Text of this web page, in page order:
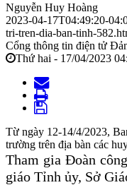
Nguyễn Huy Hoàng
2023-04-17T04:49:20-
tri-tren-dia-ban-tinh-
Cổng thông tin điện tử
Thứ hai - 17/04/2023
Từ ngày 12-14/4/2023,
trường trên địa bàn các
Tham gia Đoàn
giáo Tỉnh ủy, Sở